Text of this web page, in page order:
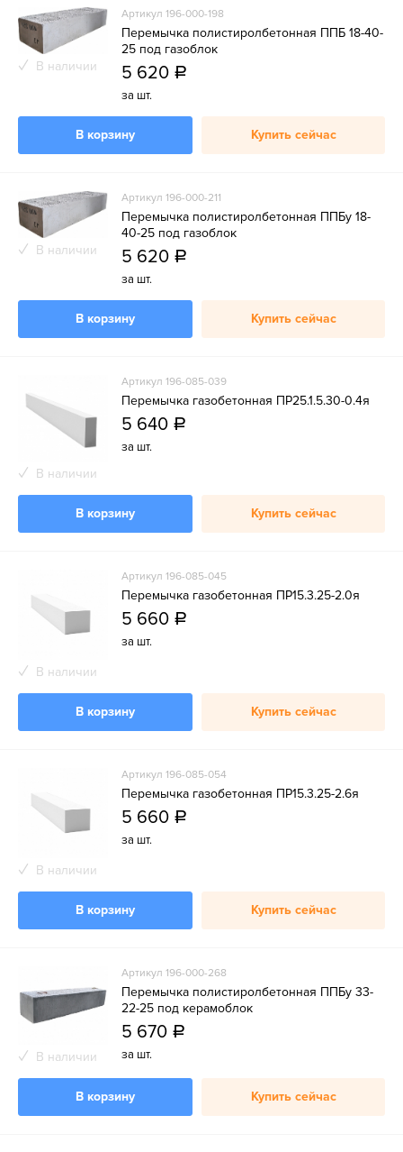
В наличии
Артикул 196-000-198
Перемычка полистиролбетонная ППБ 18-40-
25 под газоблок
5 620 a
за шт.
В корзину Купить сейчас
В наличии
Артикул 196-000-211
Перемычка полистиролбетонная ППБу 18-
40-25 под газоблок
5 620 a
за шт.
В корзину Купить сейчас
В наличии
Артикул 196-085-039
Перемычка газобетонная ПР25.1.5.30-0.4я
5 640 a
за шт.
В корзину Купить сейчас
В наличии
Артикул 196-085-045
Перемычка газобетонная ПР15.3.25-2.0я
5 660 a
за шт.
В корзину Купить сейчас
В наличии
Артикул 196-085-054
Перемычка газобетонная ПР15.3.25-2.6я
5 660 a
за шт.
В корзину Купить сейчас
В наличии
Артикул 196-000-268
Перемычка полистиролбетонная ППБу 33-
22-25 под керамоблок
5 670 a
за шт.
В корзину Купить сейчас